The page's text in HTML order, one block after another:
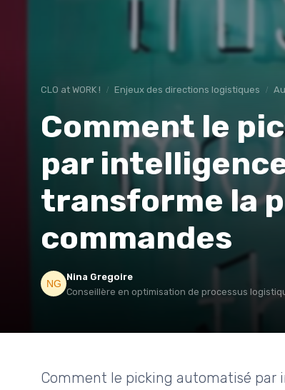
CLO at WORK ! Enjeux des directions logistiques
Comment le
par
transforme la
commandes
Nina Gregoire
Conseillère en optimisation de processus
Comment le picking automatisé par